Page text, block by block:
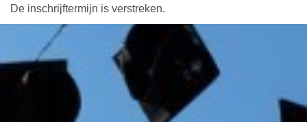
De inschrijftermijn is verstreken.